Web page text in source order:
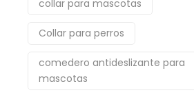
collar para mascotas
Collar para perros
comedero antideslizante para
mascotas